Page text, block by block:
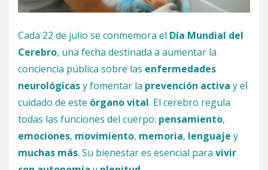
Cada 22 de julio se conmemora el Día Mundial del
Cerebro, una fecha destinada a aumentar la
conciencia pública sobre las enfermedades
neurológicasy fomentar la prevención activa y el
cuidado de este órgano vital. El cerebro regula
todas las funciones del cuerpo: pensamiento,
emociones, movimiento, memoria, lenguaje y
muchas más. Su bienestar es esencial para vivir